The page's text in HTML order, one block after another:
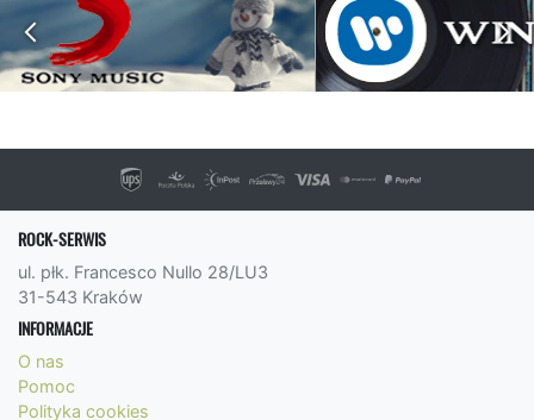
ROCK-SERWIS
ul. płk. Francesco Nullo 28/LU3
31-543 Kraków
INFORMACJE
O nas
Pomoc
Polityka cookies